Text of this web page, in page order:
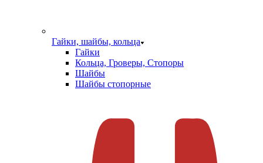
Гайки, шайбы, кольца
Гайки
Кольца, Гроверы, Стопоры
Шайбы
Шайбы стопорные